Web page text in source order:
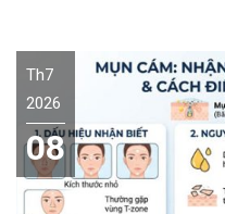
Th7
2026
08